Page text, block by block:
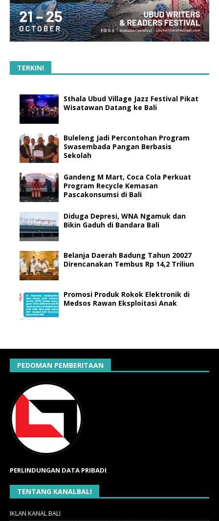
TERKINI
Sthala Ubud Village Jazz Festival Pikat
Wisatawan Datang ke Bali
Buleleng Jadi Percontohan Program
Swasembada Pangan Berbasis
Sekolah
Gandeng M Mart, Coca Cola Perkuat
Program Recycle Kemasan
Pascakonsumsi di Bali
Diduga Depresi, WNA Ngamuk dan
Bikin Gaduh di Bandara Bali
Belanja Daerah Badung Tahun 20027
Direncanakan Tembus Rp 14,2 Triliun
Promosi Produk Rokok Elektronik di
Medsos Rawan Eksploitasi Anak
PEDOMAN PEMBERITAAN
PERLINDUNGAN DATA PRIBADI
TENTANG KANALBALI
IKLAN KANAL BALI